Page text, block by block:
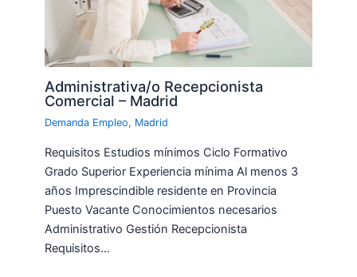
Administrativa/o Recepcionista
Comercial – Madrid
Demanda Empleo, Madrid
Requisitos Estudios mínimos Ciclo Formativo
Grado Superior Experiencia mínima Al menos 3
años Imprescindible residente en Provincia
Puesto Vacante Conocimientos necesarios
Administrativo Gestión Recepcionista
Requisitos…